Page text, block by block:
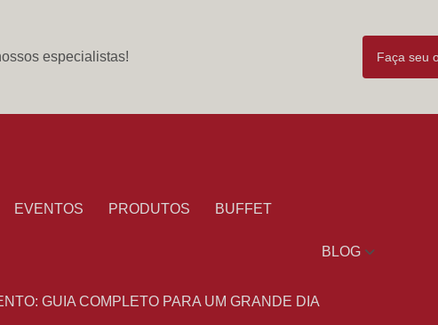
especialistas! Faça seu
EVENTOS PRODUTOS BUFFET
BLOG
GUIA COMPLETO PARA UM GRANDE DIA